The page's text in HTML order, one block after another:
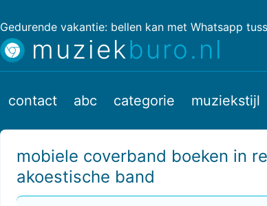
Gedurende vakantie: bellen kan met Whatsapp
muziekburo.nl
mobiele coverband boeken in
akoestische band
contact abc categorie muziekstijl